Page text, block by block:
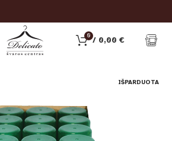
0 / 0,00 €
IŠPARDUOTA